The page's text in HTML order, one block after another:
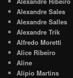
Alexandre Sales
Alexandre Salles
Alexandre Trik
Alfredo Moretti
Alice Ribeiro
Aline
Alípio Martins